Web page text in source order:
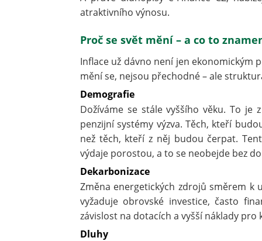
atraktivního výnosu.
Proč se svět mění – a co to
Inflace už dávno není jen ekonomickým
mění se, nejsou přechodné – ale
Demografie
Dožíváme se stále vyššího věku. To
penzijní systémy výzva. Těch, kteří
než těch, kteří z něj budou čerpat.
výdaje porostou, a to se neobejde bez
Dekarbonizace
Změna energetických zdrojů směrem
vyžaduje obrovské investice, často
závislost na dotacích a vyšší náklady pro
Dluhy